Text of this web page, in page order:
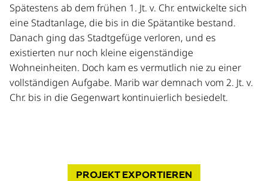
Spätestens ab dem frühen 1. Jt. v. Chr. entwickelte sich
eine Stadtanlage, die bis in die Spätantike bestand.
Danach ging das Stadtgefüge verloren, und es
existierten nur noch kleine eigenständige
Wohneinheiten. Doch kam es vermutlich nie zu einer
vollständigen Aufgabe. Marib war demnach vom 2. Jt. v.
Chr. bis in die Gegenwart kontinuierlich besiedelt.
PROJEKTEXPORTIEREN